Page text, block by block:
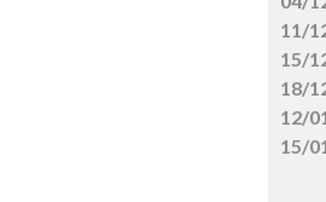
11/
15/
18/
12/
15/